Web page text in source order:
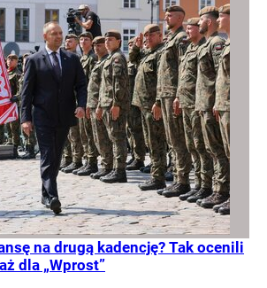
na drugą kadencję? Tak ocenili
dla „Wprost”